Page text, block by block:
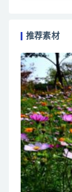
推荐素材